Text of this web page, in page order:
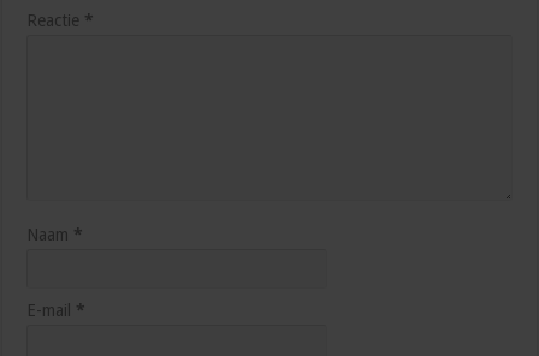
juli 1, 2026
Reactie *
Naam *
E-mail *